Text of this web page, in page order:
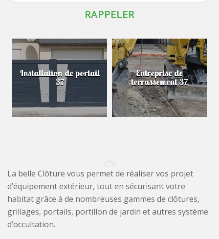
Installation de portail
37
Entreprise de
terrassement 37
La belle Clôture vous permet de réaliser vos projet
d’équipement extérieur, tout en sécurisant votre
habitat grâce à de nombreuses gammes de clôtures,
grillages, portails, portillon de jardin et autres système
d’occultation.